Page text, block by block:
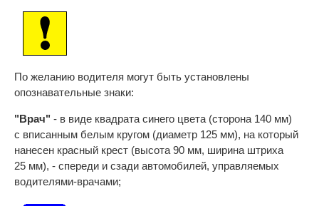
По желанию водителя могут быть установлены
опознавательные знаки:
"Врач" - в виде квадрата синего цвета (сторона 140 мм)
с вписанным белым кругом (диаметр 125 мм), на который
нанесен красный крест (высота 90 мм, ширина штриха
25 мм), - спереди и сзади автомобилей, управляемых
водителями-врачами;